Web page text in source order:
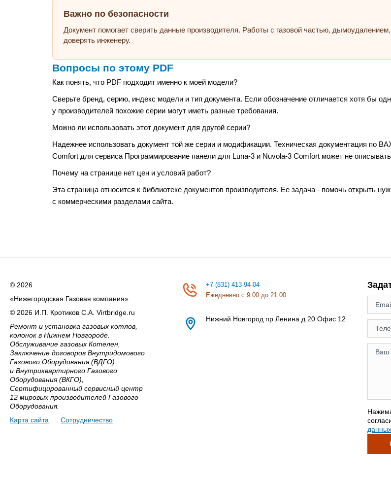
Важно по безопасности
Документ помогает сверить данные производителя. Работы с газовой частью,
доверять инженеру.
Вопросы по этому PDF
Как понять, что PDF подходит именно к моей модели?
Сверьте бренд, серию, индекс модели и тип документа. Если обозначение отличается хотя бы
у производителей похожие серии могут иметь разные требования.
Можно ли использовать этот документ для другой серии?
Надежнее использовать документ той же серии и модификации. Техническая документация по
Comfort для сервиса Программирование панели для Luna-3 и Nuvola-3 Comfort может не
Почему на странице нет цен и условий работ?
Эта страница относится к библиотеке документов производителя. Ее задача - помочь открыть
с коммерческими разделами сайта.
© 2026
«Нижегородская Газовая компания»
© 2026 И.П. Кротиков С.А. Virtbridge.ru
Ремонт и установка газовых котлов,
колонок в Нижнем Новгороде.
Обслуживание газовых Котелен,
Заключение договоров Внутридомового
Газового Оборудования (ВДГО)
и Внутриквартирного Газового
Оборудования (ВКГО),
Сертифицированный сервисный центр
12 мировых производителей Газового
Оборудования.
Карта сайта
Сотрудничество
+7 (831) 413-94-04
Ежедневно с 9:00 до 21:00
Нижний Новгород пр.Ленина д.20 Офис 12
данных